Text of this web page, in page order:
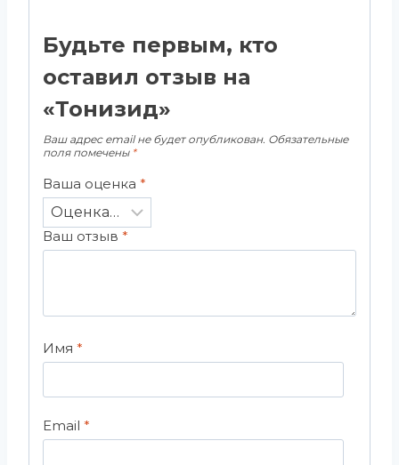
Будьте первым, кто
оставил отзыв на
«Тонизид»
Ваш адрес email не будет опубликован. Обязательные
поля помечены *
Ваша оценка *
Ваш отзыв *
Имя *
Email *